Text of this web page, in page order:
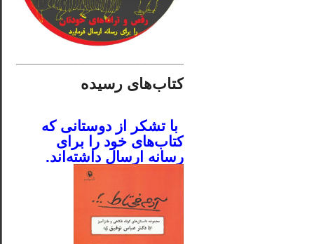
کتاب‌های رسیده
با تشکر از دوستانی که
کتاب‌های خود را برای
رسانه ارسال داشته‌اند.